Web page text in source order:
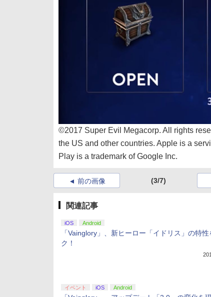
©2017 Super Evil Megacorp. All rights
the US and other countries. Apple is a
Play is a trademark of Google Inc.
前の画像 (3/7)
関連記事
iOS Android
「Vainglory」、新ヒーロー「イドリス」の特性
ク！
イベント iOS Android